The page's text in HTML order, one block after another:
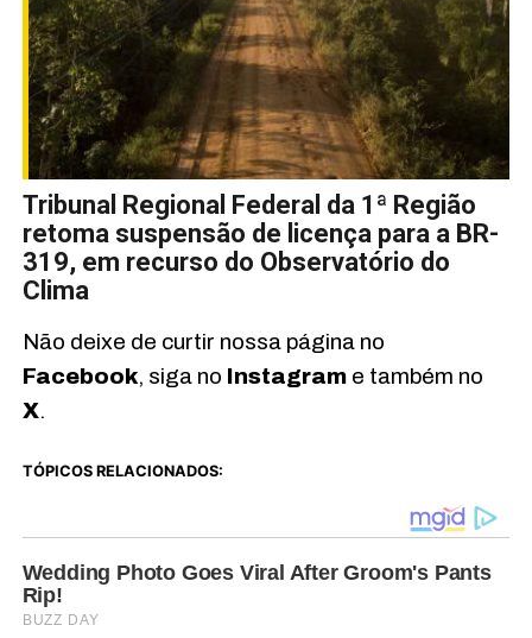
Tribunal Regional Federal da 1ª Região
retoma suspensão de licença para a BR-
319, em recurso do Observatório do
Clima
Não deixe de curtir nossa página no
Facebook, siga no Instagrame também no
X.
TÓPICOS RELACIONADOS: